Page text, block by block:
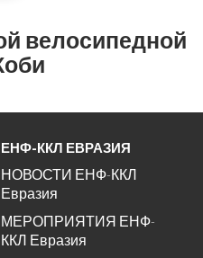
велосипедной
ЕНФ-ККЛ ЕВРАЗИЯ
НОВОСТИ ЕНФ-ККЛ
Евразия
МЕРОПРИЯТИЯ ЕНФ-
ККЛ Евразия